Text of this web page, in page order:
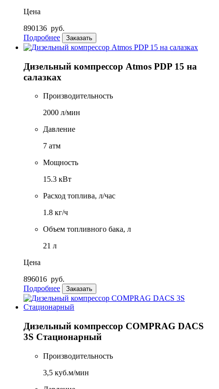
Цена
890136 руб.
Подробнее
Заказать
Дизельный компрессор Atmos PDP 15 на
салазках
Производительность
2000 л/мин
Давление
7 атм
Мощность
15.3 кВт
Расход топлива, л/час
1.8 кг/ч
Объем топливного бака, л
21 л
Цена
896016 руб.
Подробнее
Заказать
Дизельный компрессор COMPRAG DACS
3S Стационарный
Производительность
3,5 куб.м/мин